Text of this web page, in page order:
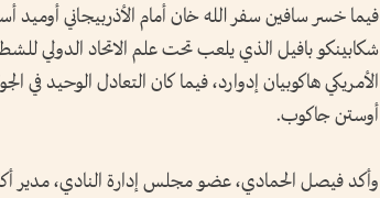
فيما خسر سافين سفر الله خان أمام الأذربيجاني أوميد
شكابينكو بافيل الذي يلعب تحت علم الاتحاد الدولي
الأمريكي هاكوبيان إدوارد، فيما كان التعادل الوحيد في
أوستن جاكوب.
وأكد فيصل الحمادي، عضو مجلس إدارة النادي، مدير